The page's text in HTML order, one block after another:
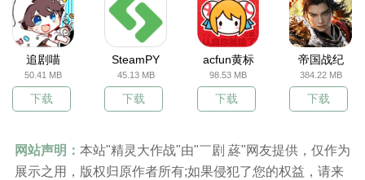
追剧喵
50.41 MB
下载
SteamPY
45.13 MB
下载
acfun黄标
98.53 MB
下载
帝国战纪
384.22 MB
下载
网站声明： 本站"精灵大作战"由"￣剧 蔠"网友提供，仅作为
展示之用，版权归原作者所有;如果侵犯了您的权益，请来